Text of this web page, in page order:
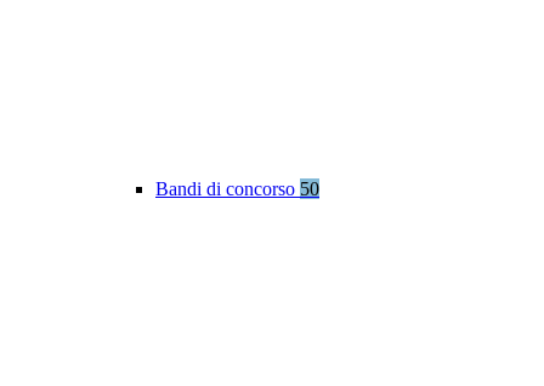
Bandi di concorso 50